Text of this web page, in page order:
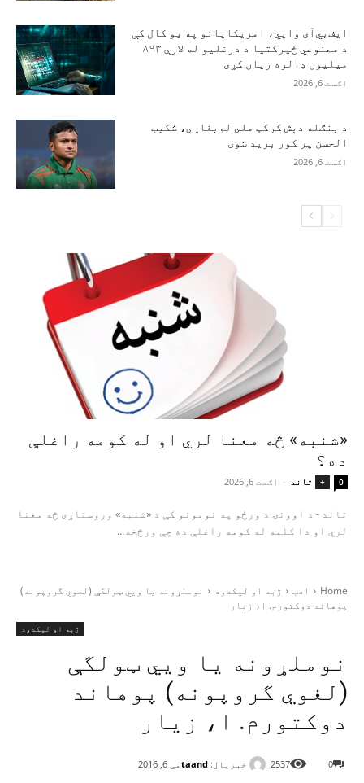
ایف‌بي‌آی وايي، امریکایانو په یو کال کې
د مصنوعي ځیرکتیا د درغلیو له لارې ۸۹۳
میلیون ډالره زیان کړی
اګست 6, 2026
د بنګله دېش کرکټ ملي لوبغاړي، شکیب
الحسن پر کور برید شوی
اګست 6, 2026
«شنبه» څه معنا لري او له کومه راغلې
ده؟
+ تاند - اګست 6, 2026 0
تاند - د اوونۍ د ورځو په نومونو کې د «شنبه» وروستاړی څه معنا
لري او دا کلمه له کومه راغلې ده چې ورڅخه...